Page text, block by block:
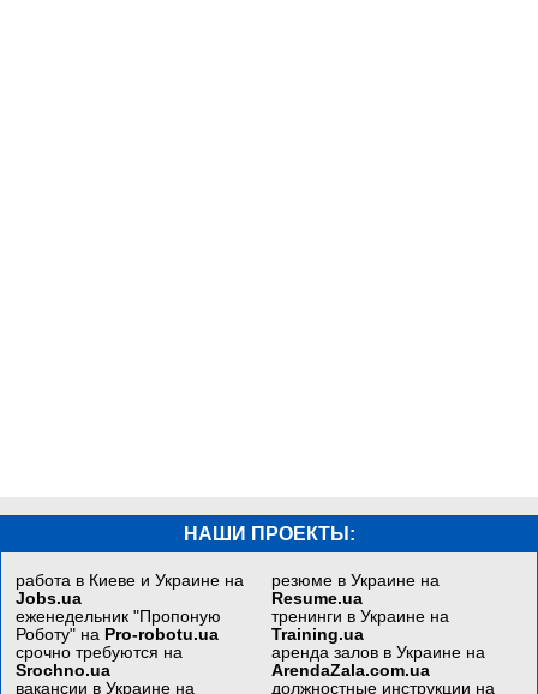
НАШИ ПРОЕКТЫ:
работа в Киеве и Украине на
Jobs.ua
еженедельник "Пропоную
Роботу" на Pro-robotu.ua
срочно требуются на
Srochno.ua
вакансии в Украине на
резюме в Украине на
Resume.ua
тренинги в Украине на
Training.ua
аренда залов в Украине на
ArendaZala.com.ua
должностные инструкции на